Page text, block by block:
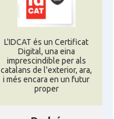
L'IDCAT és un Certificat
Digital, una eina
imprescindible per als
catalans de l'exterior, ara,
i més encara en un futur
proper